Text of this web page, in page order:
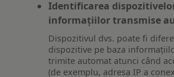
Identificarea
informațiilor transmise
Dispozitivul dvs. poate fi
dispozitive pe baza
trimite automat atunci când
(de exemplu, adresa IP a